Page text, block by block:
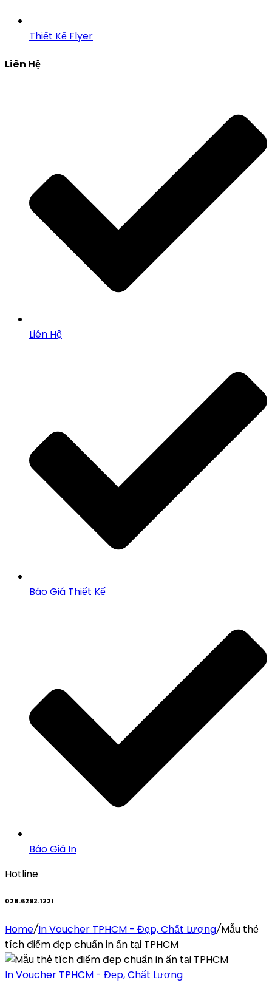
Thiết Kế Flyer
Liên Hệ
Liên Hệ
Báo Giá Thiết Kế
Báo Giá In
Hotline
028.6292.1221
Home/In Voucher TPHCM - Đẹp, Chất Lượng/Mẫu thẻ
tích điểm đẹp chuẩn in ấn tại TPHCM
In Voucher TPHCM - Đẹp, Chất Lượng